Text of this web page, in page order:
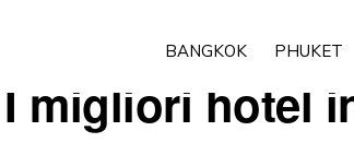
BANGKOK PHUKET
I migliori hotel